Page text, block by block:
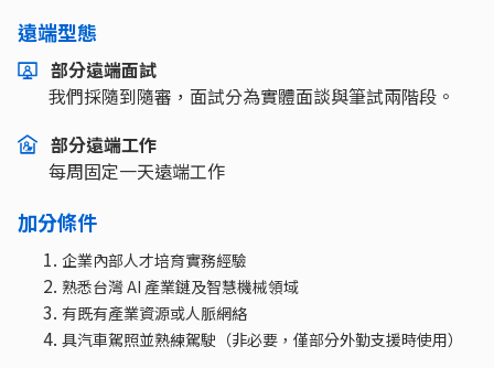
遠端型態
部分遠端面試
我們採隨到隨審，面試分為實體面談與筆試兩階段。
部分遠端工作
每周固定一天遠端工作
加分條件
企業內部人才培育實務經驗
熟悉台灣 AI 產業鏈及智慧機械領域
有既有產業資源或人脈網絡
具汽車駕照並熟練駕駛（非必要，僅部分外勤支援時使用）